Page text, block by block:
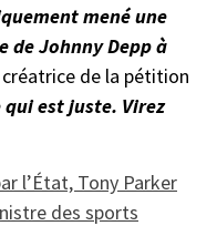
mené une
de Johnny Depp à
de la pétition
qui est juste. Virez
l’État, Tony Parker
des sports